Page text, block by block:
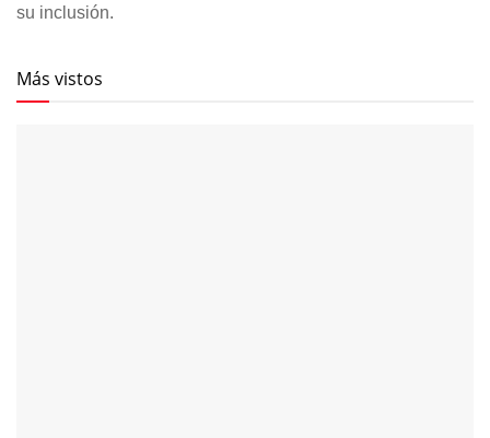
su inclusión.
Más vistos